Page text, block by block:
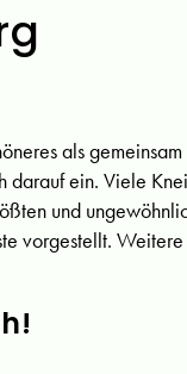
als
ein. Viele
und
vorgestellt.